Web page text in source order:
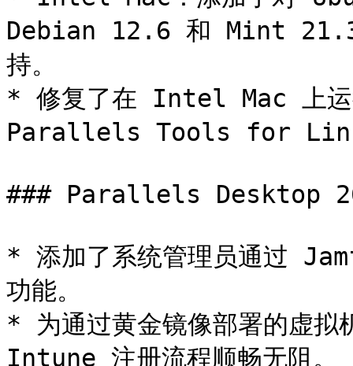
Debian 12.6 和 Mint 21.3
持。
* 修复了在 Intel Mac 上运
Parallels Tools for
### Parallels Desktop
* 添加了系统管理员通过
功能。
* 为通过黄金镜像部署的虚拟
Intune 注册流程顺畅无阻。